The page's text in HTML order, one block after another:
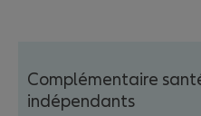
Arthur
Complémentaire
indépendants